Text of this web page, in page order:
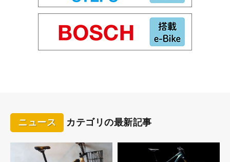
ニュース カテゴリの最新記事